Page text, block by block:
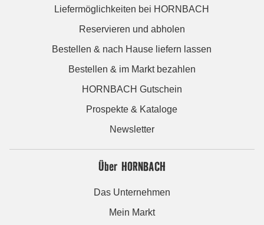
Liefermöglichkeiten bei HORNBACH
Reservieren und abholen
Bestellen & nach Hause liefern lassen
Bestellen & im Markt bezahlen
HORNBACH Gutschein
Prospekte & Kataloge
Newsletter
Über HORNBACH
Das Unternehmen
Mein Markt